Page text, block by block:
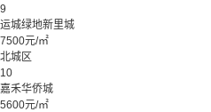
9
运城绿地新里城
7500元/㎡
北城区
10
嘉禾华侨城
5600元/㎡